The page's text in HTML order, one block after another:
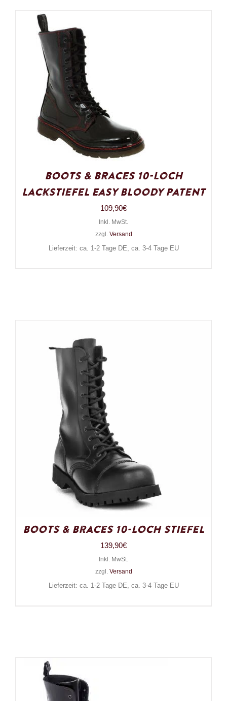
Boots & Braces 10-Loch
Lackstiefel Easy Bloody Patent
109,90€
Inkl. MwSt.
zzgl. Versand
Lieferzeit: ca. 1-2 Tage DE, ca. 3-4 Tage EU
Boots & Braces 10-Loch Stiefel
139,90€
Inkl. MwSt.
zzgl. Versand
Lieferzeit: ca. 1-2 Tage DE, ca. 3-4 Tage EU